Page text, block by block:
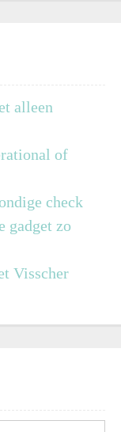
alleen
of
check
gadget zo
Visscher